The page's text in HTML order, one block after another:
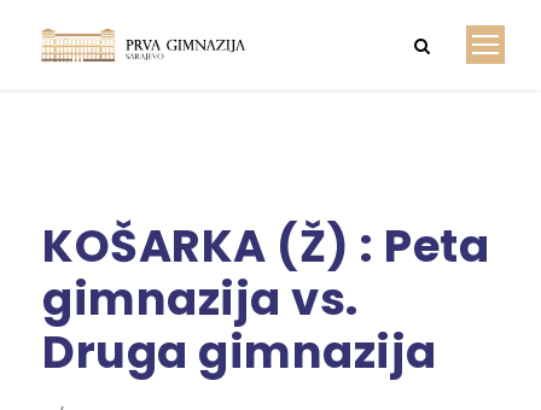
KOŠARKA (Ž) : Peta
gimnazija vs.
Druga gimnazija